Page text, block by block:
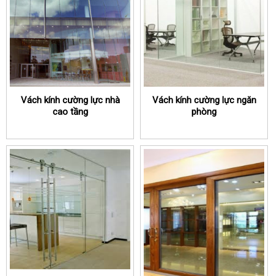
Vách kính cường lực nhà
cao tầng
Vách kính cường lực ngăn
phòng